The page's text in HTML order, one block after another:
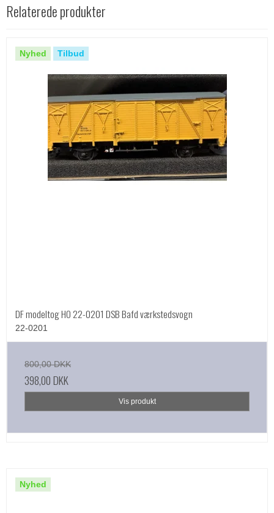
Relaterede produkter
Nyhed Tilbud
DF modeltog HO 22-0201 DSB Bafd værkstedsvogn
22-0201
800,00 DKK
398,00 DKK
Vis produkt
Nyhed